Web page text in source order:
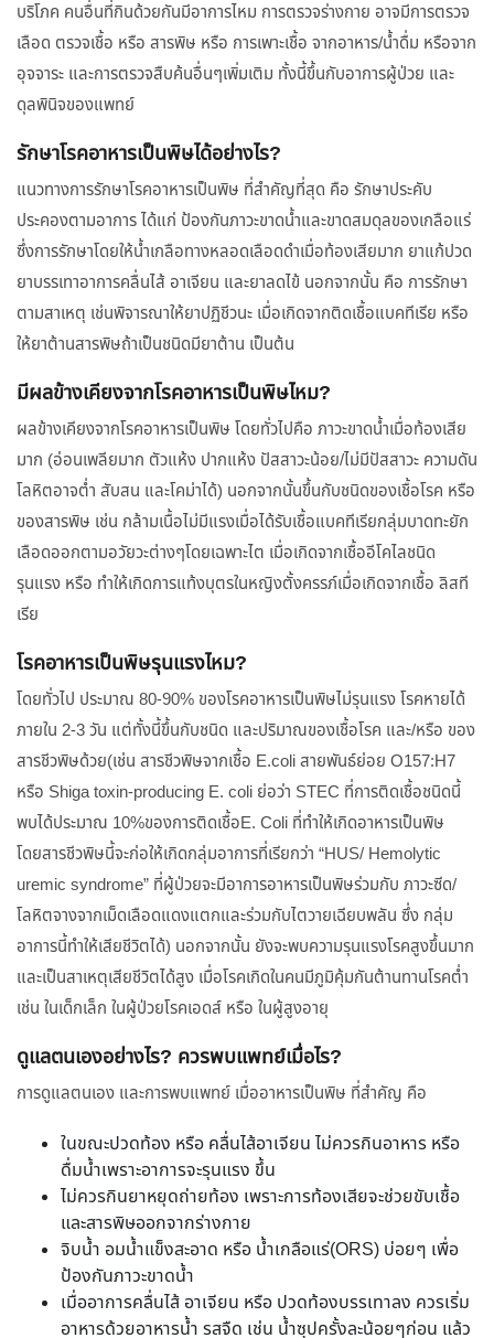
บริโภค คนอื่นที่กินด้วยกันมีอาการไหม การตรวจร่างกาย อาจมีการตรวจ
เลือด ตรวจเชื้อ หรือ สารพิษ หรือ การเพาะเชื้อ จากอาหาร/น้ำดื่ม หรือจาก
อุจจาระ และการตรวจสืบค้นอื่นๆเพิ่มเติม ทั้งนี้ขึ้นกับอาการผู้ป่วย และ
ดุลพินิจของแพทย์
รักษาโรคอาหารเป็นพิษได้อย่างไร?
แนวทางการรักษาโรคอาหารเป็นพิษ ที่สำคัญที่สุด คือ รักษาประคับ
ประคองตามอาการ ได้แก่ ป้องกันภาวะขาดน้ำและขาดสมดุลของเกลือแร่
ซึ่งการรักษาโดยให้น้ำเกลือทางหลอดเลือดดำเมื่อท้องเสียมาก ยาแก้ปวด
ยาบรรเทาอาการคลื่นไส้ อาเจียน และยาลดไข้ นอกจากนั้น คือ การรักษา
ตามสาเหตุ เช่นพิจารณาให้ยาปฏิชีวนะ เมื่อเกิดจากติดเชื้อแบคทีเรีย หรือ
ให้ยาต้านสารพิษถ้าเป็นชนิดมียาต้าน เป็นต้น
มีผลข้างเคียงจากโรคอาหารเป็นพิษไหม?
ผลข้างเคียงจากโรคอาหารเป็นพิษ โดยทั่วไปคือ ภาวะขาดน้ำเมื่อท้องเสีย
มาก (อ่อนเพลียมาก ตัวแห้ง ปากแห้ง ปัสสาวะน้อย/ไม่มีปัสสาวะ ความดัน
โลหิตอาจต่ำ สับสน และโคม่าได้) นอกจากนั้นขึ้นกับชนิดของเชื้อโรค หรือ
ของสารพิษ เช่น กล้ามเนื้อไม่มีแรงเมื่อได้รับเชื้อแบคทีเรียกลุ่มบาดทะยัก
เลือดออกตามอวัยวะต่างๆโดยเฉพาะไต เมื่อเกิดจากเชื้ออีโคไลชนิด
รุนแรง หรือ ทำให้เกิดการแท้งบุตรในหญิงตั้งครรภ์เมื่อเกิดจากเชื้อ ลิสที
เรีย
โรคอาหารเป็นพิษรุนแรงไหม?
โดยทั่วไป ประมาณ 80-90% ของโรคอาหารเป็นพิษไม่รุนแรง โรคหายได้
ภายใน 2-3 วัน แต่ทั้งนี้ขึ้นกับชนิด และปริมาณของเชื้อโรค และ/หรือ ของ
สารชีวพิษด้วย(เช่น สารชีวพิษจากเชื้อ E.coli สายพันธ์ย่อย O157:H7
หรือ Shiga toxin-producing E. coli ย่อว่า STEC ที่การติดเชื้อชนิดนี้
พบได้ประมาณ 10%ของการติดเชื้อE. Coli ที่ทำให้เกิดอาหารเป็นพิษ
โดยสารชีวพิษนี้จะก่อให้เกิดกลุ่มอาการที่เรียกว่า “HUS/ Hemolytic
uremic syndrome” ที่ผู้ป่วยจะมีอาการอาหารเป็นพิษร่วมกับ ภาวะซีด/
โลหิตจางจากเม็ดเลือดแดงแตกและร่วมกับไตวายเฉียบพลัน ซึ่ง กลุ่ม
อาการนี้ทำให้เสียชีวิตได้) นอกจากนั้น ยังจะพบความรุนแรงโรคสูงขึ้นมาก
และเป็นสาเหตุเสียชีวิตได้สูง เมื่อโรคเกิดในคนมีภูมิคุ้มกันต้านทานโรคต่ำ
เช่น ในเด็กเล็ก ในผู้ป่วยโรคเอดส์ หรือ ในผู้สูงอายุ
ดูแลตนเองอย่างไร? ควรพบแพทย์เมื่อไร?
การดูแลตนเอง และการพบแพทย์ เมื่ออาหารเป็นพิษ ที่สำคัญ คือ
ในขณะปวดท้อง หรือ คลื่นไส้อาเจียน ไม่ควรกินอาหาร หรือ
ดื่มน้ำเพราะอาการจะรุนแรง ขึ้น
ไม่ควรกินยาหยุดถ่ายท้อง เพราะการท้องเสียจะช่วยขับเชื้อ
และสารพิษออกจากร่างกาย
จิบน้ำ อมน้ำแข็งสะอาด หรือ น้ำเกลือแร่(ORS) บ่อยๆ เพื่อ
ป้องกันภาวะขาดน้ำ
เมื่ออาการคลื่นไส้ อาเจียน หรือ ปวดท้องบรรเทาลง ควรเริ่ม
อาหารด้วยอาหารน้ำ รสจืด เช่น น้ำซุปครั้งละน้อยๆก่อน แล้ว